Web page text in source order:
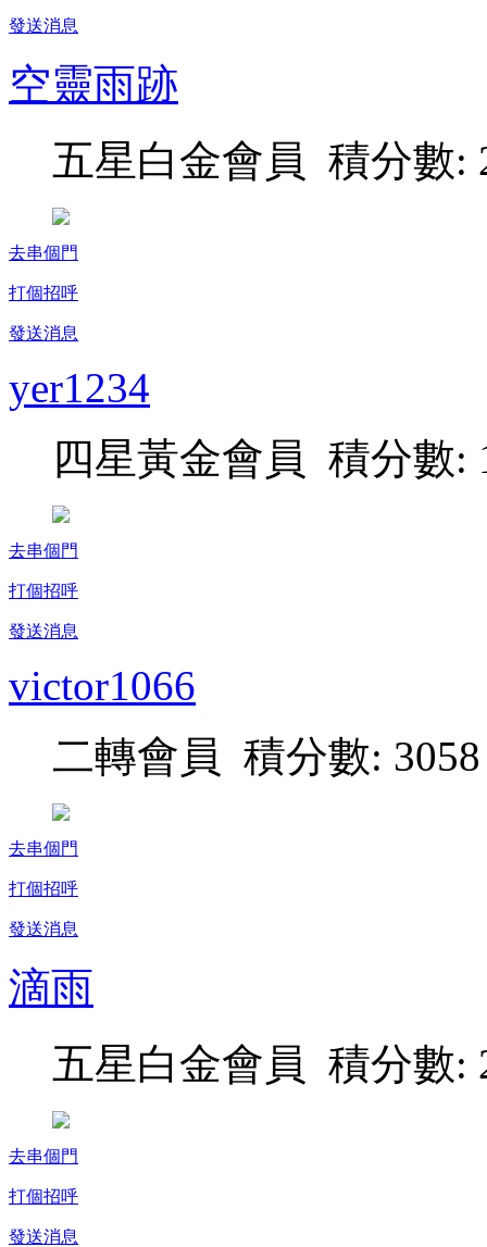
發送消息
空靈雨跡
五星白金會員 積分數:
去串個門
打個招呼
發送消息
yer1234
四星黃金會員 積分數:
去串個門
打個招呼
發送消息
victor1066
二轉會員 積分數: 3058
去串個門
打個招呼
發送消息
滴雨
五星白金會員 積分數:
去串個門
打個招呼
發送消息